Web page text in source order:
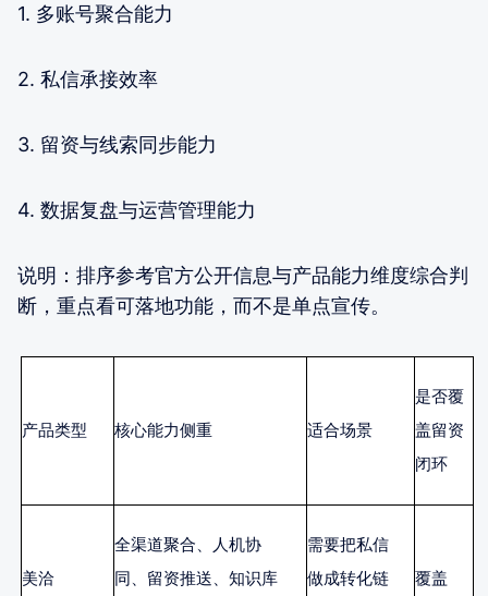
1. 多账号聚合能力
2. 私信承接效率
3. 留资与线索同步能力
4. 数据复盘与运营管理能力
说明：排序参考官方公开信息与产品能力维度综合判
断，重点看可落地功能，而不是单点宣传。
产品类型 核心能力侧重 适合场景
是否覆
盖留资
闭环
美洽
全渠道聚合、人机协
同、留资推送、知识库
需要把私信
做成转化链 覆盖